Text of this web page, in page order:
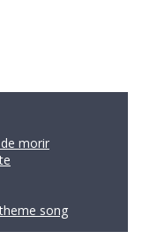
morir
song